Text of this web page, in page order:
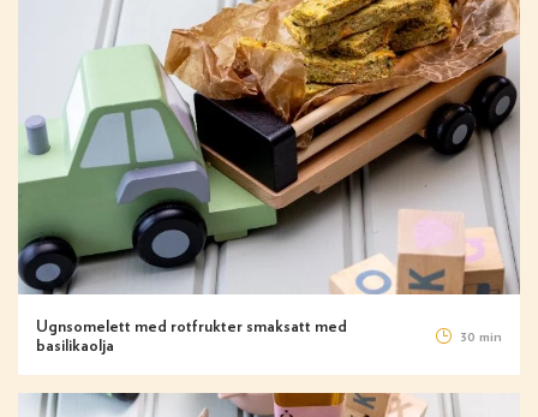
Ugnsomelett med rotfrukter smaksatt med
basilikaolja
30 min